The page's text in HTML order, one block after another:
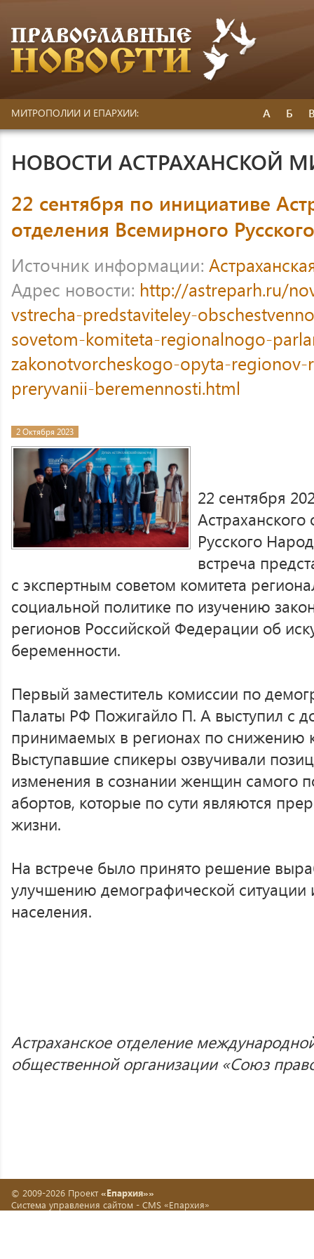
МИТРОПОЛИИ И ЕПАРХИИ: А Б
НОВОСТИ АСТРАХАНСКОЙ
22 сентября по инициативе
отделения Всемирного
Источник информации:
Адрес новости: http://astreparh.ru/
vstrecha-predstaviteley-
sovetom-komiteta-regionalnogo-
zakonotvorcheskogo-opyta-
preryvanii-beremennosti.html
2 Октября 2023
22 сентября
Русского
встреча
с экспертным советом комитета
социальной политике по изучению
регионов Российской Федерации об
беременности.
Первый заместитель комиссии по
Палаты РФ Пожигайло П. А выступил с
принимаемых в регионах по снижению
Выступавшие спикеры озвучивали
изменения в сознании женщин самого
абортов, которые по сути являются
жизни.
На встрече было принято решение
улучшению демографической
населения.
Астраханское отделение
общественной организации «Союз
© 2009-2026 Проект «Епархия»»
Система управления сайтом - CMS «Епархия»